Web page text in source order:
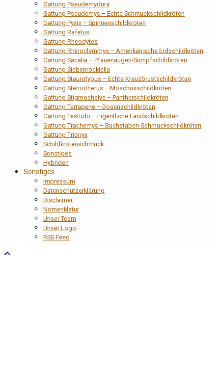
Gattung Pseudemydura
Gattung Pseudemys – Echte Schmuckschildkröten
Gattung Pyxis – Spinnenschildkröten
Gattung Rafetus
Gattung Rheodytes
Gattung Rhinoclemmys – Amerikanische Erdschildkröten
Gattung Sacalia – Pfauenaugen-Sumpfschildkröten
Gattung Siebenrockiella
Gattung Staurotypus – Echte Kreuzbrustschildkröten
Gattung Sternotherus – Moschusschildkröten
Gattung Stigmochelys – Pantherschildkröten
Gattung Terrapene – Dosenschildkröten
Gattung Testudo – Eigentliche Landschildkröten
Gattung Trachemys – Buchstaben-Schmuckschildkröten
Gattung Trionyx
Schildkrötenschmuck
Sonstiges
Hybriden
Sonstiges
Impressum
Datenschutzerklärung
Disclaimer
Nomenklatur
Unser Team
Unser Logo
RSS Feed